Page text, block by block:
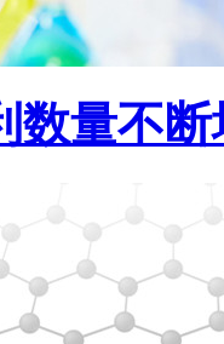
数量不